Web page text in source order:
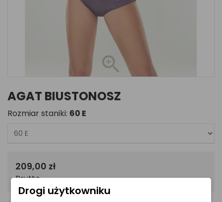
AGAT BIUSTONOSZ
Rozmiar staniki: 60 E
209,00 zł
Brutto
Drogi użytkowniku